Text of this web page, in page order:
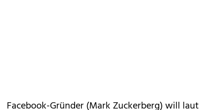
Facebook-Gründer (Mark Zuckerberg) will laut